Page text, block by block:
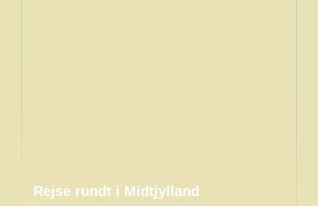
Rejse rundt i Midtjylland